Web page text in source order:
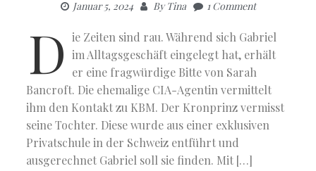
Januar 5, 2024 ByTina 1 Comment
D ie Zeiten sind rau. Während sich Gabriel
im Alltagsgeschäft eingelegt hat, erhält
er eine fragwürdige Bitte von Sarah
Bancroft. Die ehemalige CIA-Agentin vermittelt
ihm den Kontakt zu KBM. Der Kronprinz vermisst
seine Tochter. Diese wurde aus einer exklusiven
Privatschule in der Schweiz entführt und
ausgerechnet Gabriel soll sie finden. Mit […]